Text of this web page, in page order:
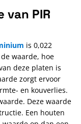
van PIR
is 0,022
waarde, hoe
deze platen is
zorgt ervoor
en kouverlies.
Deze waarde
Een houten